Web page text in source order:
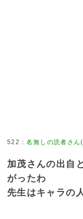
522 ：名無しの読者さん
加茂さんの出自
がったわ
先生はキャラの